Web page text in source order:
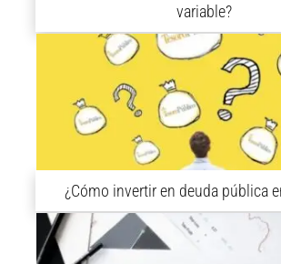
variable?
¿Cómo invertir en deuda pública